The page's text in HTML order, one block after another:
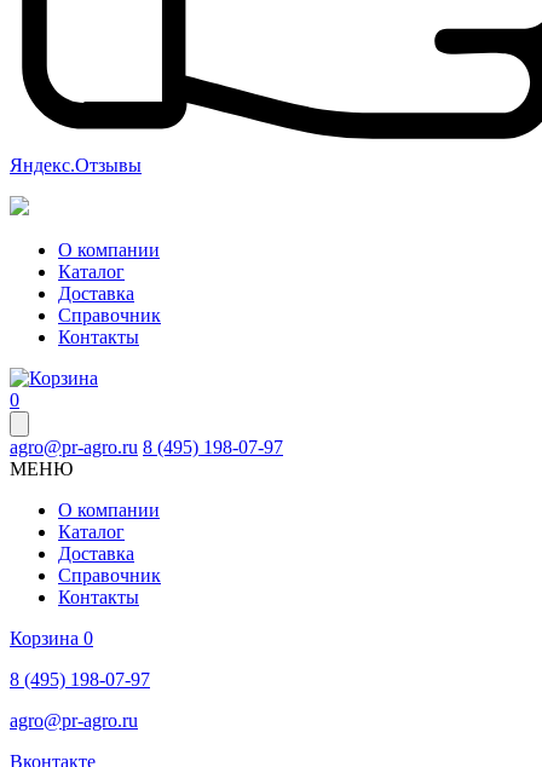
Яндекс.Отзывы
О компании
Каталог
Доставка
Справочник
Контакты
0
agro@pr-agro.ru 8 (495) 198-07-97
МЕНЮ
О компании
Каталог
Доставка
Справочник
Контакты
Корзина 0
8 (495) 198-07-97
agro@pr-agro.ru
Вконтакте